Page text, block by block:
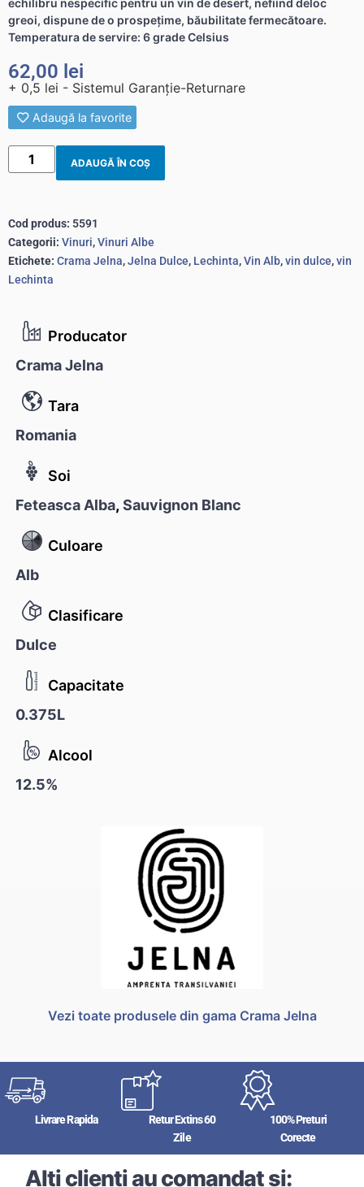
Producator
Crama Jelna
Tara
Romania
Soi
Feteasca Alba,Sauvignon Blanc
Culoare
Alb
Clasificare
Dulce
Capacitate
0.375L
Alcool
12.5%
Vezi toate produsele din gama Crama Jelna
echilibru nespecific pentru un vin de desert, nefiind deloc
greoi, dispune de o prospeţime, băubilitate fermecătoare.
Temperatura de servire: 6 grade Celsius
62,00 lei
+ 0,5 lei - Sistemul Garanție-Returnare
Adaugă la favorite
ADAUGĂ ÎN COȘ
Cod produs: 5591
Categorii: Vinuri,Vinuri Albe
Etichete: Crama Jelna,Jelna Dulce, Lechinta,Vin Alb,vin dulce,vin
Lechinta
Livrare Rapida
Retur Extins 60
Zile
100% Preturi
Corecte
Alți clienți au comandat și: